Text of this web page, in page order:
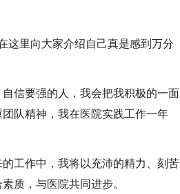
这里向大家介绍自己真是感到万分
信要强的人，我会把我积极的一面
队精神，我在医院实践工作一年
工作中，我将以充沛的精力、刻苦
质，与医院共同进步。